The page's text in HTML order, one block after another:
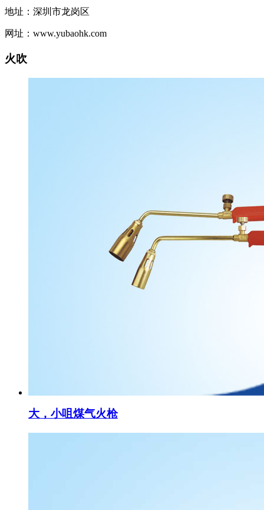
地址：深圳市龙岗区
网址：www.yubaohk.com
火吹
大，小咀煤气火枪